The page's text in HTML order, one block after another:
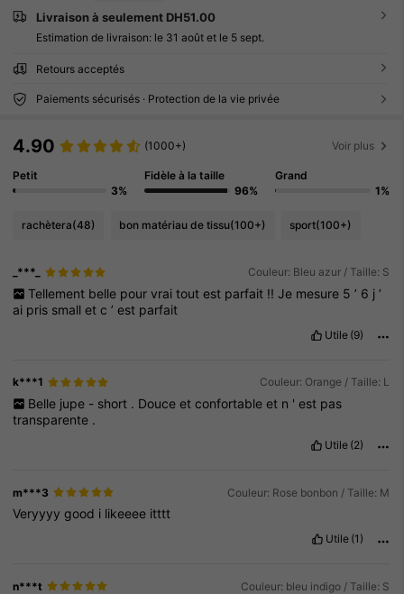
Livraison à seulement DH51.00
Estimation de livraison: le 31 août et le 5 sept.
Retours acceptés
Paiements sécurisés · Protection de la vie privée
4.90 (1000+) Voir plus
Petit
3%
Fidèle à la taille
96%
Grand
1%
rachètera(48) bon matériau de tissu(100+) sport(100+)
_***_ Couleur: Bleu azur / Taille: S
Tellement belle pour vrai tout est parfait !! Je mesure 5 ’ 6 j ’
ai pris smalletc’est parfait
Utile (9)
k***1 Couleur: Orange / Taille: L
Belle jupe - short . Douce et confortable et n ' est pas
transparente .
Utile (2)
m***3 Couleur: Rose bonbon / Taille: M
Veryyyygood i likeeee itttt
Utile (1)
n***t Couleur: bleu indigo / Taille: S